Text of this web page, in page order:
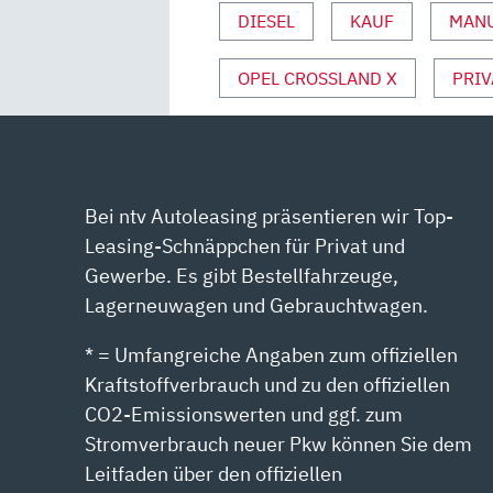
UND
SPORT“
VON
YOUTUBE
ANZEIGEN
DIESEL KAUF
OPEL CROSSLAND X
Bei ntv Autoleasing präsentieren wir Top-
Leasing-Schnäppchen für Privat und
Gewerbe. Es gibt Bestellfahrzeuge,
Lagerneuwagen und Gebrauchtwagen.
* = Umfangreiche Angaben zum offiziellen
Kraftstoffverbrauch und zu den offiziellen
CO2-Emissionswerten und ggf. zum
Stromverbrauch neuer Pkw können Sie dem
Leitfaden über den offiziellen